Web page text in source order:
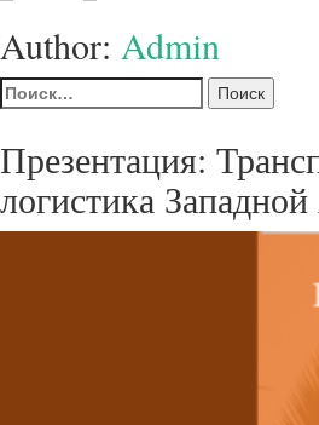
Author: Admin
Найти:
Презентация:
логистика